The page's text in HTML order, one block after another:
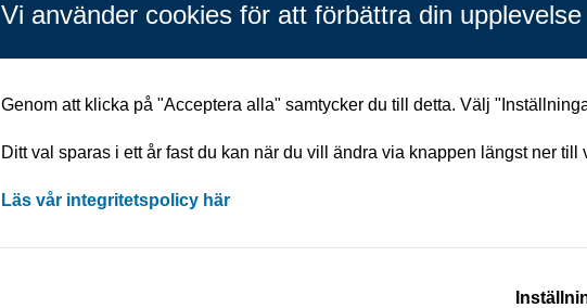
Vi använder cookies för att förbättra din upplevelse
Genom att klicka på "Acceptera alla" samtycker du till detta. Välj
Ditt val sparas i ett år fast du kan när du vill ändra via knappen längst ner till
Läs vår integritetspolicy här